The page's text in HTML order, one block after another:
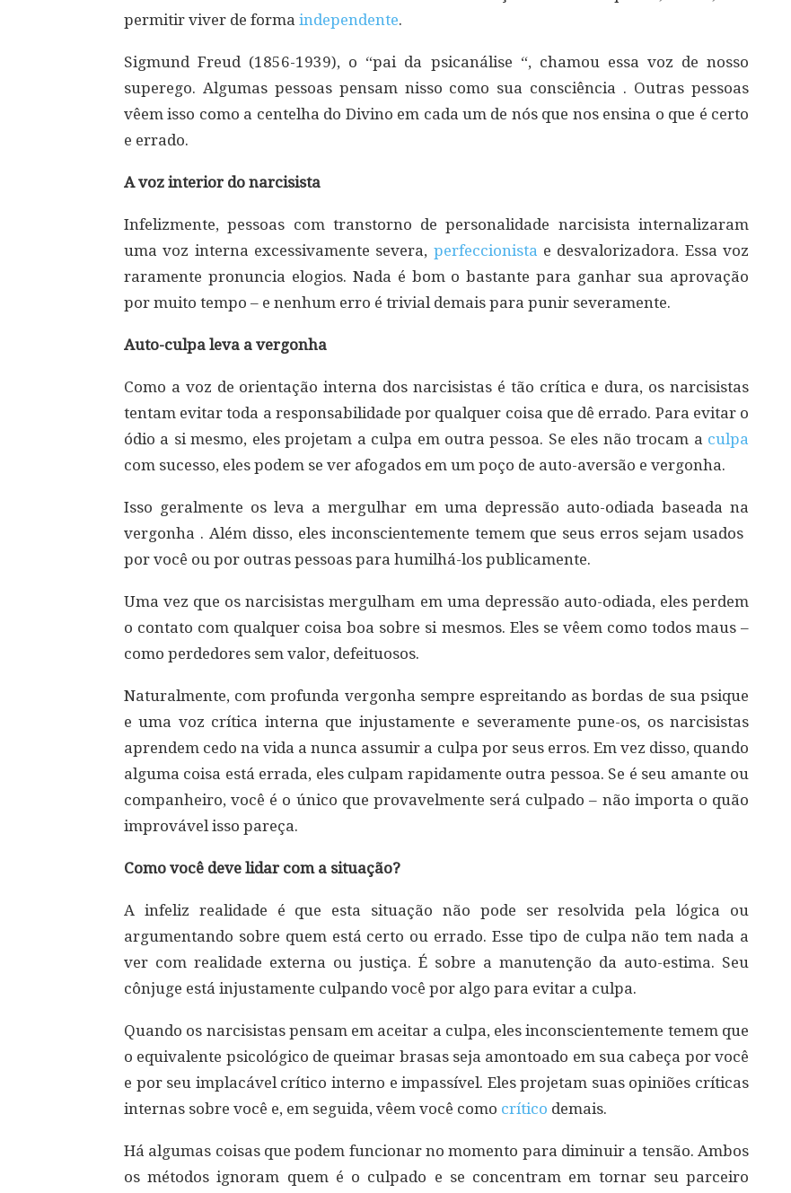
permitir viver de forma independente.
Sigmund Freud (1856-1939), o “pai da psicanálise “, chamou essa voz de nosso
superego. Algumas pessoas pensam nisso como sua consciência . Outras pessoas
vêem isso como a centelha do Divino em cada um de nós que nos ensina o que é certo
e errado.
A voz interior do narcisista
Infelizmente, pessoas com transtorno de personalidade narcisista internalizaram
uma voz interna excessivamente severa, perfeccionista e desvalorizadora. Essa voz
raramente pronuncia elogios. Nada é bom o bastante para ganhar sua aprovação
por muito tempo – e nenhum erro é trivial demais para punir severamente.
Auto-culpa leva a vergonha
Como a voz de orientação interna dos narcisistas é tão crítica e dura, os narcisistas
tentam evitar toda a responsabilidade por qualquer coisa que dê errado. Para evitar o
ódio a si mesmo, eles projetam a culpa em outra pessoa. Se eles não trocam a culpa
com sucesso, eles podem se ver afogados em um poço de auto-aversão e vergonha.
Isso geralmente os leva a mergulhar em uma depressão auto-odiada baseada na
vergonha . Além disso, eles inconscientemente temem que seus erros sejam usados ​​
por você ou por outras pessoas para humilhá-los publicamente.
Uma vez que os narcisistas mergulham em uma depressão auto-odiada, eles perdem
o contato com qualquer coisa boa sobre si mesmos. Eles se vêem como todos maus –
como perdedores sem valor, defeituosos.
Naturalmente, com profunda vergonha sempre espreitando as bordas de sua psique
e uma voz crítica interna que injustamente e severamente pune-os, os narcisistas
aprendem cedo na vida a nunca assumir a culpa por seus erros. Em vez disso, quando
alguma coisa está errada, eles culpam rapidamente outra pessoa. Se é seu amante ou
companheiro, você é o único que provavelmente será culpado – não importa o quão
improvável isso pareça.
Como você deve lidar com a situação?
A infeliz realidade é que esta situação não pode ser resolvida pela lógica ou
argumentando sobre quem está certo ou errado. Esse tipo de culpa não tem nada a
ver com realidade externa ou justiça. É sobre a manutenção da auto-estima. Seu
cônjuge está injustamente culpando você por algo para evitar a culpa.
Quando os narcisistas pensam em aceitar a culpa, eles inconscientemente temem que
o equivalente psicológico de queimar brasas seja amontoado em sua cabeça por você
e por seu implacável crítico interno e impassível. Eles projetam suas opiniões críticas
internas sobre você e, em seguida, vêem você como crítico demais.
Há algumas coisas que podem funcionar no momento para diminuir a tensão. Ambos
os métodos ignoram quem é o culpado e se concentram em tornar seu parceiro